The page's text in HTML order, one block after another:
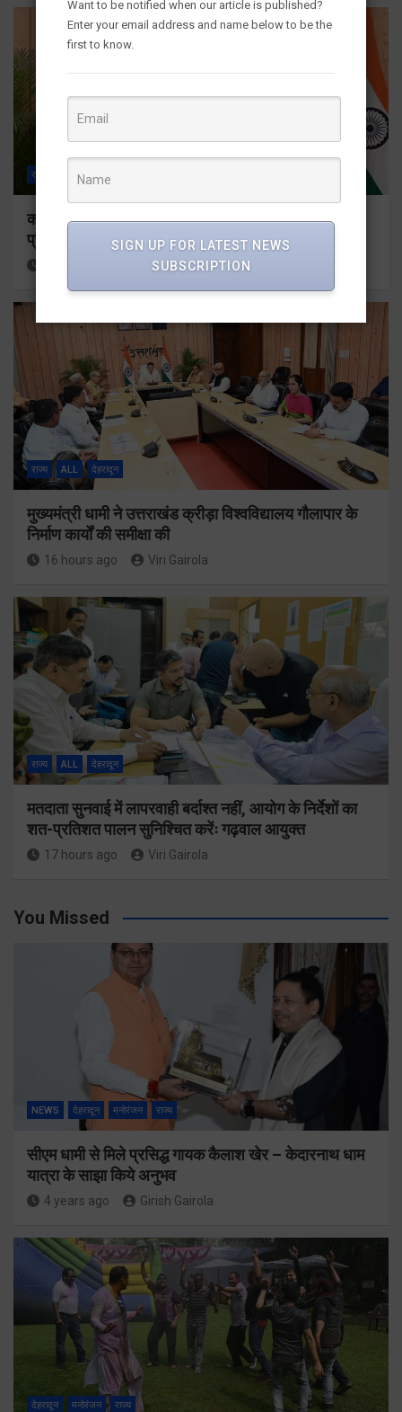
राज्य देहरादून
कॉमनवेल्थ गेम्स 2026 के उत्तराखंड के पदक विजेताओं और
प्रशिक्षकों को मुख्यमंत्री धामी ने किया सम्मानित
Viri Gairola
राज्य ALL देहरादून
मुख्यमंत्री धामी ने उत्तराखंड क्रीड़ा विश्वविद्यालय गौलापार के
निर्माण कार्यों की समीक्षा की
16 hours ago Viri Gairola
राज्य ALL देहरादून
मतदाता सुनवाई में लापरवाही बर्दाश्त नहीं, आयोग के निर्देशों का
शत-प्रतिशत पालन सुनिश्चित करेंः गढ़वाल आयुक्त
17 hours ago Viri Gairola
You Missed
NEWS देहरादून मनोरंजन राज्य
सीएम धामी से मिले प्रसिद्ध गायक कैलाश खेर – केदारनाथ धाम
यात्रा के साझा किये अनुभव
4 years ago Girish Gairola
देहरादून मनोरंजन राज्य
Want to be notified when our article is published?
Enter your email address and name below to be the
first to know.
SIGN UP FOR LATEST NEWS
SUBSCRIPTION